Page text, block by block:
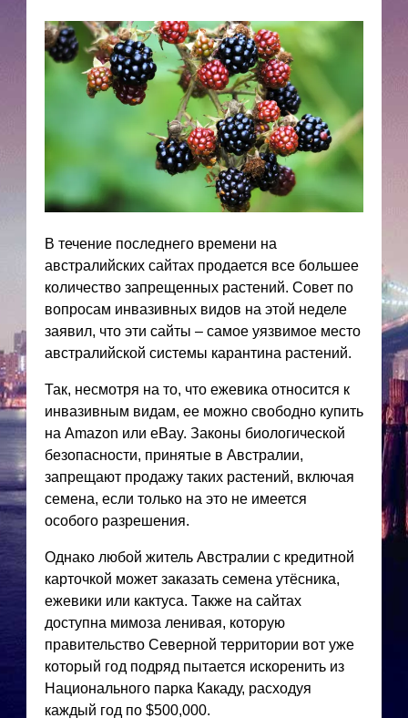
В течение последнего времени на
австралийских сайтах продается все большее
количество запрещенных растений. Совет по
вопросам инвазивных видов на этой неделе
заявил, что эти сайты – самое уязвимое место
австралийской системы карантина растений.
Так, несмотря на то, что ежевика относится к
инвазивным видам, ее можно свободно купить
на Amazon или eBay. Законы биологической
безопасности, принятые в Австралии,
запрещают продажу таких растений, включая
семена, если только на это не имеется
особого разрешения.
Однако любой житель Австралии с кредитной
карточкой может заказать семена утёсника,
ежевики или кактуса. Также на сайтах
доступна мимоза ленивая, которую
правительство Северной территории вот уже
который год подряд пытается искоренить из
Национального парка Какаду, расходуя
каждый год по $500,000.